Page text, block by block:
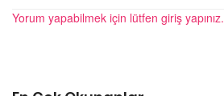
Yorum yapabilmek için lütfen giriş yapınız.